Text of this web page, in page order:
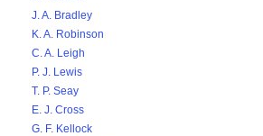
J. A. Bradley
K. A. Robinson
C. A. Leigh
P. J. Lewis
T. P. Seay
E. J. Cross
G. F. Kellock